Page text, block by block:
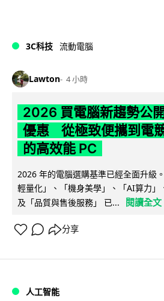
3C科技 流動電腦
Lawton 4 小時
2026 買電腦新趨勢公
優惠 從極致便攜到電
的高效能 PC
2026 年的電腦選購基準已經全面升級
輕量化」、「機身美學」、「AI算力」
及「品質與售後服務」 已...
閱讀全文
分享
人工智能